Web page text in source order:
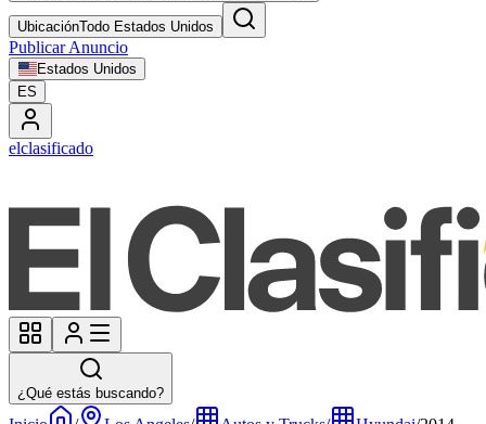
UbicaciónTodo Estados Unidos
Publicar Anuncio
Estados Unidos
ES
elclasificado
¿Qué estás buscando?